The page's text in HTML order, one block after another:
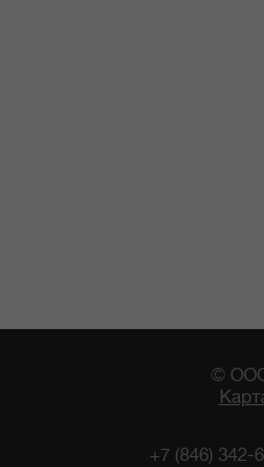
©
+7 (846) 342-